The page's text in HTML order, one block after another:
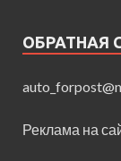
ОБРАТНАЯ
Реклама на